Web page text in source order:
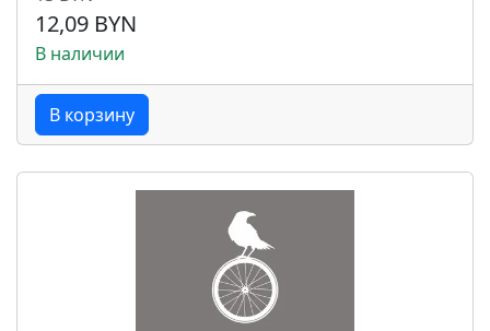
12,09 BYN
В наличии
В корзину